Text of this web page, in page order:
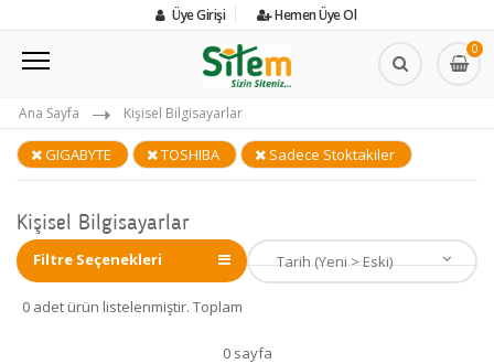
Üye Girişi Hemen Üye Ol
0
Ana Sayfa Kişisel Bilgisayarlar
GIGABYTE TOSHIBA Sadece Stoktakiler
Kişisel Bilgisayarlar
Filtre Seçenekleri
0 adet ürün listelenmiştir. Toplam
0 sayfa